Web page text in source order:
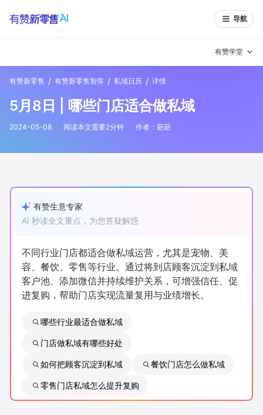
导航
有赞学堂
增长方法
有赞春季发布会 实干家直播间
新零售大会 新零售茶会
新零售私享会 门店经营增长公开课
AllValue 战略合作
产品场景库
产品更新动态 帮助中心
有赞新零售 / 有赞新零售智库 / 私域日历 / 详情
5月8日 | 哪些门店适合做私域
2024-05-08 阅读本文需要2分钟 作者： 葩葩
有赞生意专家
AI 秒读全文重点，为您答疑解惑
不同行业门店都适合做私域运营，尤其是宠物、美
容、餐饮、零售等行业。通过将到店顾客沉淀到私域
客户池、添加微信并持续维护关系，可增强信任、促
进复购，帮助门店实现流量复用与业绩增长。
哪些行业最适合做私域
门店做私域有哪些好处
如何把顾客沉淀到私域 餐饮门店怎么做私域
零售门店私域怎么提升复购